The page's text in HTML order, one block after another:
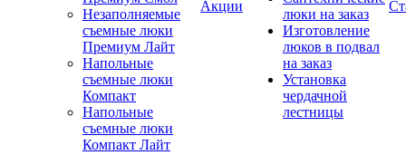
Незаполняемые
съемные люки
Премиум Лайт
Напольные
съемные люки
Компакт
Напольные
съемные люки
Компакт Лайт
Акции
люки на заказ
Изготовление
люков в подвал
на заказ
Установка
чердачной
лестницы